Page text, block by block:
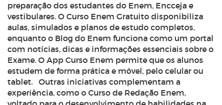
preparação dos estudantes do Enem, Encceja e
vestibulares. O Curso Enem Gratuito disponibiliza
aulas, simulados e planos de estudo completos,
enquanto o Blog do Enem funciona como um portal
com notícias, dicas e informações essenciais sobre o
Exame. O App Curso Enem permite que os alunos
estudem de forma prática e móvel, pelo celular ou
tablet. Outras iniciativas complementam a
experiência, como o Curso de Redação Enem,